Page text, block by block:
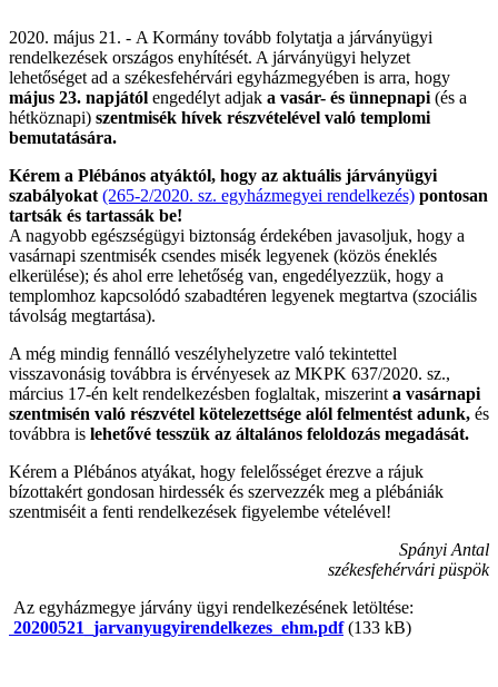
2020. május 21. - A Kormány tovább folytatja a járványügyi
rendelkezések országos enyhítését. A járványügyi helyzet
lehetőséget ad a székesfehérvári egyházmegyében is arra, hogy
május 23. napjától engedélyt adjak a vasár- és ünnepnapi (és a
hétköznapi) szentmisék hívek részvételével való templomi
bemutatására.
Kérem a Plébános atyáktól, hogy az aktuális járványügyi
szabályokat (265-2/2020. sz. egyházmegyei rendelkezés) pontosan
tartsák és tartassák be!
A nagyobb egészségügyi biztonság érdekében javasoljuk, hogy a
vasárnapi szentmisék csendes misék legyenek (közös éneklés
elkerülése); és ahol erre lehetőség van, engedélyezzük, hogy a
templomhoz kapcsolódó szabadtéren legyenek megtartva (szociális
távolság megtartása).
A még mindig fennálló veszélyhelyzetre való tekintettel
visszavonásig továbbra is érvényesek az MKPK 637/2020. sz.,
március 17-én kelt rendelkezésben foglaltak, miszerint a vasárnapi
szentmisén való részvétel kötelezettsége alól felmentést adunk, és
továbbra is lehetővé tesszük az általános feloldozás megadását.
Kérem a Plébános atyákat, hogy felelősséget érezve a rájuk
bízottakért gondosan hirdessék és szervezzék meg a plébániák
szentmiséit a fenti rendelkezések figyelembe vételével!
Spányi Antal
székesfehérvári püspök
Az egyházmegye járvány ügyi rendelkezésének letöltése:
20200521_jarvanyugyirendelkezes_ehm.pdf(133 kB)